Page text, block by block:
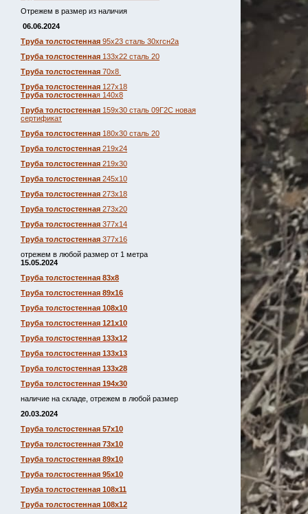
Отрежем в размер из наличия
06.06.2024
Труба толстостенная 95х23 сталь 30хгсн2а
Труба толстостенная 133х22 сталь 20
Труба толстостенная 70х8
Труба толстостенная 127х18
Труба толстостенная 140х8
Труба толстостенная 159х30 сталь 09Г2С новая
сертификат
Труба толстостенная 180х30 сталь 20
Труба толстостенная 219х24
Труба толстостенная 219х30
Труба толстостенная 245х10
Труба толстостенная 273х18
Труба толстостенная 273х20
Труба толстостенная 377х14
Труба толстостенная 377х16
отрежем в любой размер от 1 метра
15.05.2024
Труба толстостенная 83х8
Труба толстостенная 89х16
Труба толстостенная 108х10
Труба толстостенная 121х10
Труба толстостенная 133х12
Труба толстостенная 133х13
Труба толстостенная 133х28
Труба толстостенная 194х30
наличие на складе, отрежем в любой размер
20.03.2024
Труба толстостенная 57х10
Труба толстостенная 73х10
Труба толстостенная 89х10
Труба толстостенная 95х10
Труба толстостенная 108х11
Труба толстостенная 108х12